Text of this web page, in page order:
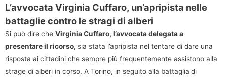
L’avvocata Virginia Cuffaro, un’apripista nelle
battaglie contro le stragi di alberi
Si può dire che Virginia Cuffaro, l’avvocata delegata a
presentare il ricorso, sia stata l’apripista nel tentare di dare una
risposta ai cittadini che sempre più frequentemente assistono alla
strage di alberi in corso. A Torino, in seguito alla battaglia di